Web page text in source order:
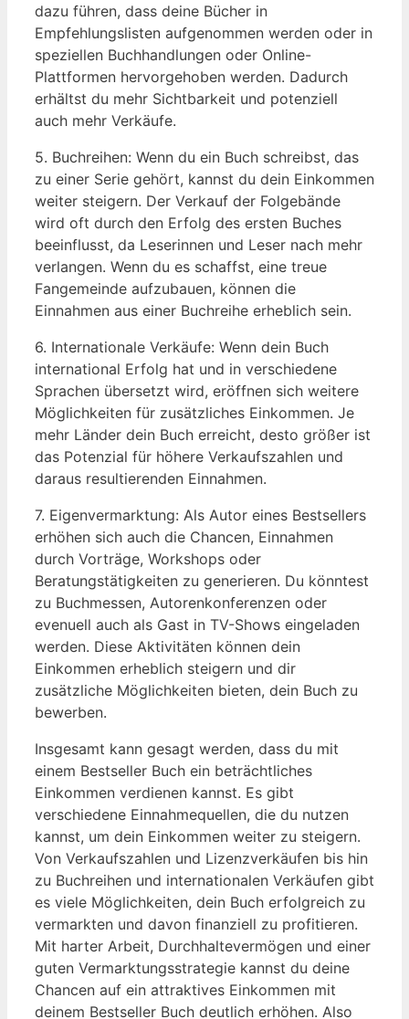
dazu führen, dass deine Bücher in
Empfehlungslisten aufgenommen werden oder in
speziellen Buchhandlungen oder Online-
Plattformen hervorgehoben werden. Dadurch
erhältst du mehr Sichtbarkeit und potenziell
auch mehr Verkäufe.
5. Buchreihen: Wenn du ein Buch schreibst, das
zu einer Serie gehört, kannst du dein Einkommen
weiter steigern. Der Verkauf der Folgebände
wird oft durch den Erfolg des ersten Buches
beeinflusst, da Leserinnen und Leser nach mehr
verlangen. Wenn du es schaffst, eine treue
Fangemeinde aufzubauen, können die
Einnahmen aus einer Buchreihe erheblich sein.
6. Internationale Verkäufe: Wenn dein Buch
international Erfolg hat und in verschiedene
Sprachen übersetzt wird, eröffnen sich weitere
Möglichkeiten für zusätzliches Einkommen. Je
mehr Länder dein Buch erreicht, desto größer ist
das Potenzial für höhere Verkaufszahlen und
daraus resultierenden Einnahmen.
7. Eigenvermarktung: Als Autor eines Bestsellers
erhöhen sich auch die Chancen, Einnahmen
durch Vorträge, Workshops oder
Beratungstätigkeiten zu generieren. Du könntest
zu Buchmessen, Autorenkonferenzen oder
evenuell auch als Gast in TV-Shows eingeladen
werden. Diese Aktivitäten können dein
Einkommen erheblich steigern und dir
zusätzliche Möglichkeiten bieten, dein Buch zu
bewerben.
Insgesamt kann gesagt werden, dass du mit
einem Bestseller Buch ein beträchtliches
Einkommen verdienen kannst. Es gibt
verschiedene Einnahmequellen, die du nutzen
kannst, um dein Einkommen weiter zu steigern.
Von Verkaufszahlen und Lizenzverkäufen bis hin
zu Buchreihen und internationalen Verkäufen gibt
es viele Möglichkeiten, dein Buch erfolgreich zu
vermarkten und davon finanziell zu profitieren.
Mit harter Arbeit, Durchhaltevermögen und einer
guten Vermarktungsstrategie kannst du deine
Chancen auf ein attraktives Einkommen mit
deinem Bestseller Buch deutlich erhöhen. Also